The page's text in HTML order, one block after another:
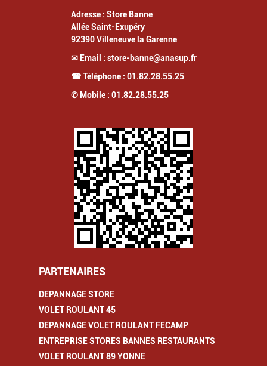
Adresse : Store Banne
Allée Saint-Exupéry
92390 Villeneuve la Garenne
✉ Email : store-banne@anasup.fr
☎ Téléphone : 01.82.28.55.25
✆ Mobile : 01.82.28.55.25
PARTENAIRES
DEPANNAGE STORE
VOLET ROULANT 45
DEPANNAGE VOLET ROULANT FECAMP
ENTREPRISE STORES BANNES RESTAURANTS
VOLET ROULANT 89 YONNE